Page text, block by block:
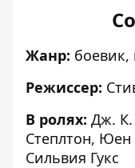
Жанр: боевик,
Режиссер:
В ролях: Дж. К.
Степлтон,
Сильвия Гукс